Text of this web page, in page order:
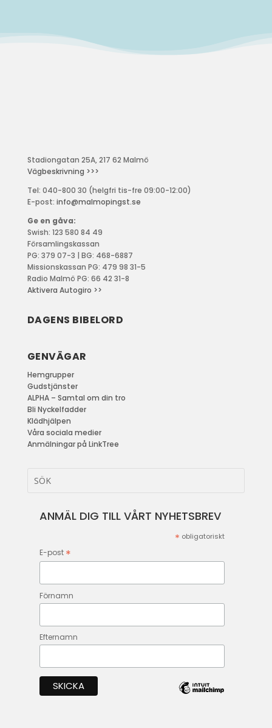
Stadiongatan 25A, 217 62 Malmö
Vägbeskrivning >>>
Tel: 040-800 30 (helgfri tis-fre 09:00-12:00)
E-post: info@malmopingst.se
Ge en gåva:
Swish: 123 580 84 49
Församlingskassan
PG: 379 07-3 | BG: 468-6887
Missionskassan PG: 479 98 31-5
Radio Malmö PG: 66 42 31-8
Aktivera Autogiro >>
DAGENS BIBELORD
GENVÄGAR
Hemgrupper
Gudstjänster
ALPHA – Samtal om din tro
Bli Nyckelfadder
Klädhjälpen
Våra sociala medier
Anmälningar på LinkTree
ANMÄL DIG TILL VÅRT NYHETSBREV
* obligatoriskt
E-post *
Förnamn
Efternamn